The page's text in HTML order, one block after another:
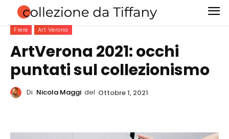
Fiere Art Verona
ArtVerona 2021: occhi
puntati sul collezionismo
Di Nicola Maggi del Ottobre 1, 2021